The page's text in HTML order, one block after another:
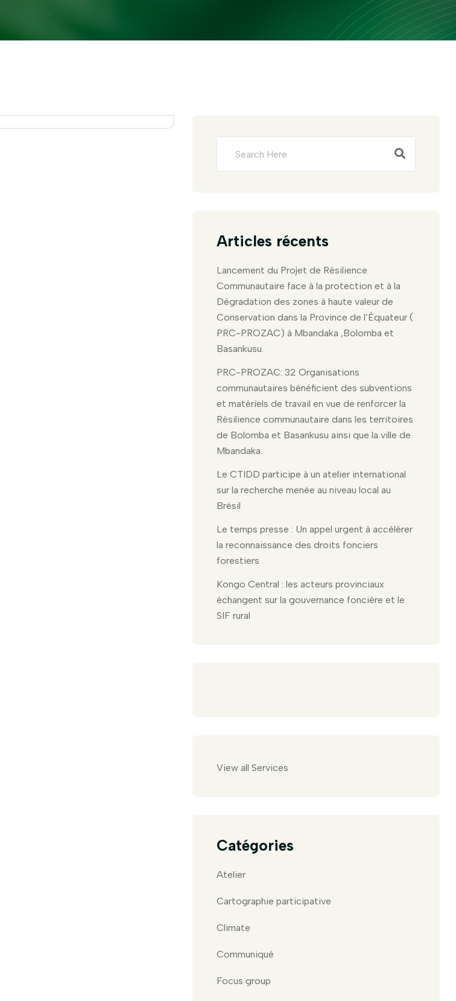
Articles récents
Lancement du Projet de Résilience
Communautaire face à la protection et à la
Dégradation des zones à haute valeur de
Conservation dans la Province de l’Équateur (
PRC-PROZAC) à Mbandaka ,Bolomba et
Basankusu.
PRC-PROZAC: 32 Organisations
communautaires bénéficient des subventions
et matériels de travail en vue de renforcer la
Résilience communautaire dans les territoires
de Bolomba et Basankusu ainsi que la ville de
Mbandaka.
Le CTIDD participe à un atelier international
sur la recherche menée au niveau local au
Brésil
Le temps presse : Un appel urgent à accélérer
la reconnaissance des droits fonciers
forestiers
Kongo Central : les acteurs provinciaux
échangent sur la gouvernance foncière et le
SIF rural
View all Services
Catégories
Atelier
Cartographie participative
Climate
Communiqué
Focus group